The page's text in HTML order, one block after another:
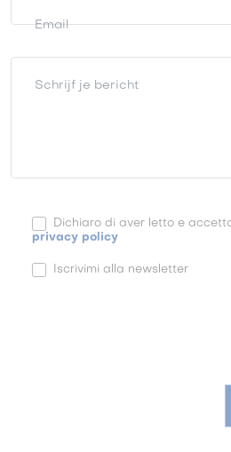
Email
Schrijf je bericht
Dichiaro di aver letto e
privacy policy
Iscrivimi alla newsletter